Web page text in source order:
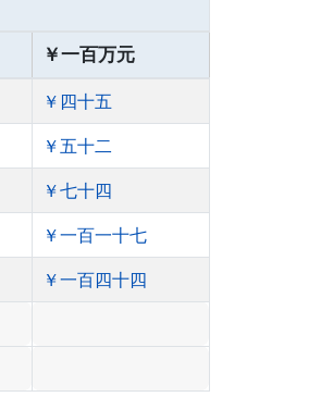
￥一百万元
￥四十五
￥五十二
￥七十四
￥一百一十七
￥一百四十四